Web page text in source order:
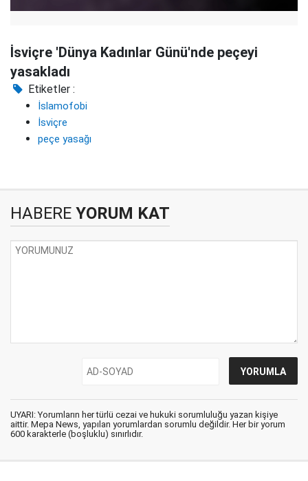
İsviçre 'Dünya Kadınlar Günü'nde peçeyi
yasakladı
Etiketler :
İslamofobi
İsviçre
peçe yasağı
HABERE YORUM KAT
UYARI: Yorumların her türlü cezai ve hukuki sorumluluğu yazan kişiye
aittir. Mepa News, yapılan yorumlardan sorumlu değildir. Her bir yorum
600 karakterle (boşluklu) sınırlıdır.